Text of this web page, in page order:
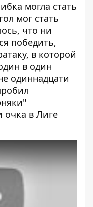
могла стать
мог стать
что ни
победить,
в которой
в один
одиннадцати
очка в Лиге